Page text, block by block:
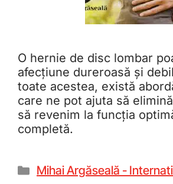
O hernie de disc lombar
afecțiune dureroasă și
toate acestea, există
care ne pot ajuta să
să revenim la funcția
completă.
Mihai Argăseală -